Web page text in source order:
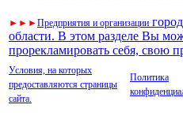
► ► ►Предприятия и организации
области. В этом разделе Вы
прорекламировать себя, свою
Условия, на которых
предоставляются страницы
сайта.
Политика